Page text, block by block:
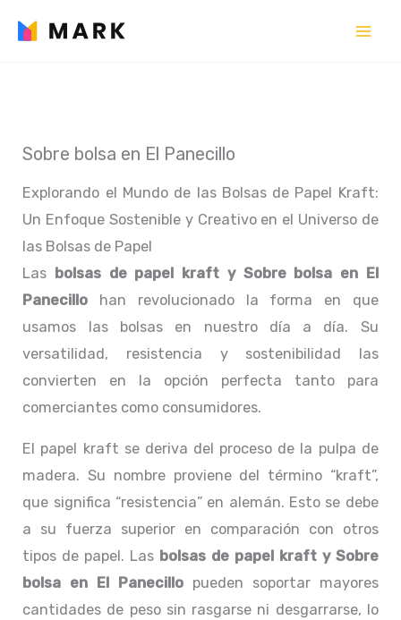
Sobre bolsa en El Panecillo
Explorando el Mundo de las Bolsas de Papel Kraft:
Un Enfoque Sostenible y Creativo en el Universo de
las Bolsas de Papel
Las bolsas de papel kraft y Sobre bolsa en El
Panecillo han revolucionado la forma en que
usamos las bolsas en nuestro día a día. Su
versatilidad, resistencia y sostenibilidad las
convierten en la opción perfecta tanto para
comerciantes como consumidores.
El papel kraft se deriva del proceso de la pulpa de
madera. Su nombre proviene del término “kraft”,
que significa “resistencia” en alemán. Esto se debe
a su fuerza superior en comparación con otros
tipos de papel. Las bolsas de papel kraft y Sobre
bolsa en El Panecillo pueden soportar mayores
cantidades de peso sin rasgarse ni desgarrarse, lo